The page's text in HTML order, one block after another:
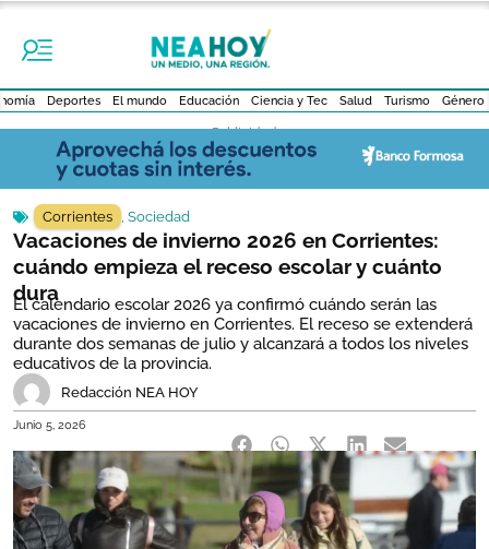
Deportes El mundo Educación Ciencia y Tec Salud Turismo Género
- Publicidad -
Corrientes , Sociedad
Vacaciones de invierno 2026 en Corrientes:
cuándo empieza el receso escolar y cuánto
dura
El calendario escolar 2026 ya confirmó cuándo serán las
vacaciones de invierno en Corrientes. El receso se extenderá
durante dos semanas de julio y alcanzará a todos los niveles
educativos de la provincia.
Redacción NEA HOY
Junio 5, 2026